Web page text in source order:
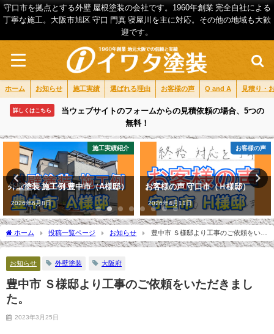
守口市を拠点とする外壁 屋根塗装の会社です。1960年創業 完全自社による
丁寧な施工。大阪市旭区 守口 門真 寝屋川を主に対応。その他の地域も大歓
迎です。
ホーム お知らせ 施工実績 選ばれる理由 お客様の声 Q and A 見積り・
詳しくはこちら
当ウェブサイトのフォームからの見積依頼の場合、5つの
無料！
施工実績紹介
外壁塗装 施工例 豊中市（A様邸）
2026年6月8日
お客様の声
お客様の声 守口市（Ｈ様邸）
2026年4月11日
ホーム 投稿一覧ページ お知らせ
豊中市 Ｓ様邸より工事のご依頼をいた
だきました。
お知らせ 外壁塗装 大阪府
豊中市 Ｓ様邸より工事のご依頼をいただきまし
た。
2023年3月25日